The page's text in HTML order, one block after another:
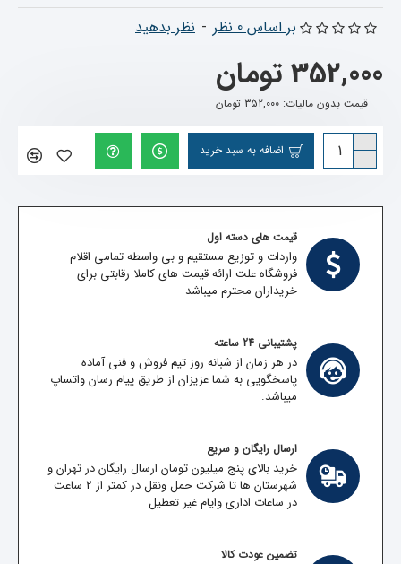
بر اساس 0 نظر - نظر بدهید
352,000 تومان
قیمت بدون مالیات: 352,000 تومان
اضافه به سبد خرید
قیمت های دسته اول
واردات و توزیع مستقیم و بی واسطه تمامی اقلام
فروشگاه علت ارائه قیمت های کاملا رقابتی برای
خریداران محترم میباشد
پشتیبانی 24 ساعته
در هر زمان از شبانه روز تیم فروش و فنی آماده
پاسخگویی به شما عزیزان از طریق پیام رسان واتساپ
میباشد.
ارسال رایگان و سریع
خرید بالای پنج میلیون تومان ارسال رایگان در تهران و
شهرستان ها تا شرکت حمل ونقل در کمتر از 2 ساعت
در ساعات اداری وایام غیر تعطیل
تضمین عودت کالا